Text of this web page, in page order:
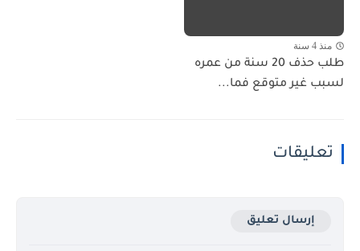
منذ 4 سنة
طلب حذف 20 سنة من عمره
لسبب غير متوقع فما...
تعليقات
إرسال تعليق